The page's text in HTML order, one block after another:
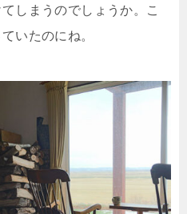
しまうのでしょうか。こ
いたのにね。